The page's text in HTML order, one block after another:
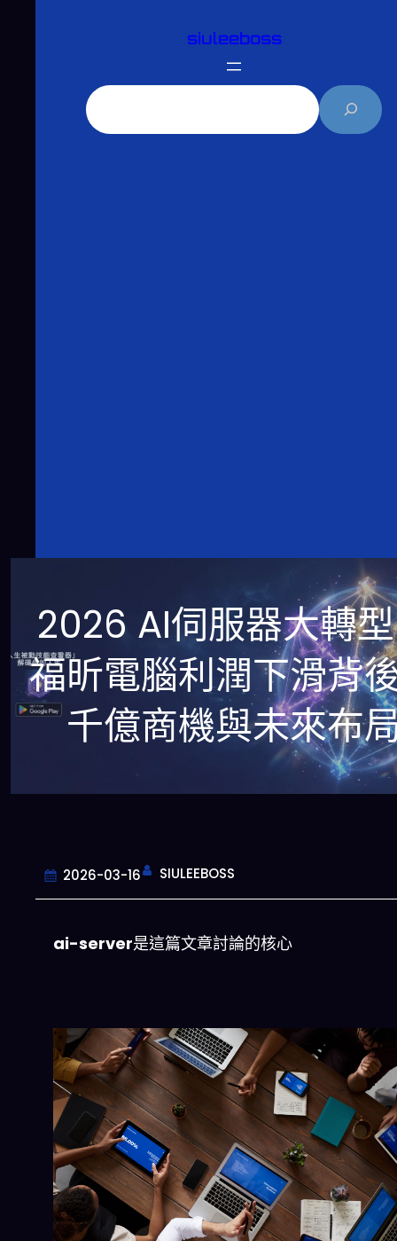
siuleeboss
2026 AI伺服器大轉
福昕電腦利潤下滑背
千億商機與未來布
2026-03-16 SIULEEBOSS
ai-server是這篇文章討論的核心